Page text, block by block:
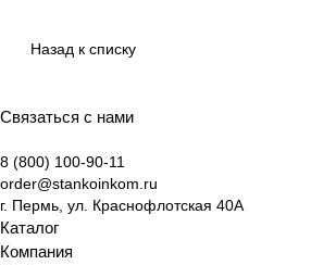
Назад к списку
Связаться с нами
8 (800) 100-90-11
order@stankoinkom.ru
г. Пермь, ул. Краснофлотская 40А
Каталог
Компания